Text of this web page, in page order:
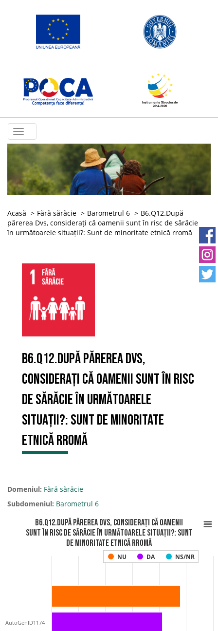
Toggle
navigation
Acasă Fără sărăcie Barometrul 6
B6.Q12.După
părerea Dvs, considerați că oamenii sunt în risc de sărăcie
în următoarele situații?: Sunt de minoritate etnică rromă
B6.Q12.După părerea Dvs,
considerați că oamenii sunt în risc
de sărăcie în următoarele
situații?: Sunt de minoritate
etnică rromă
Domeniul: Fără sărăcie
Subdomeniul: Barometrul 6
B6.Q12.După părerea Dvs, considerați că oamenii
sunt în risc de sărăcie în următoarele situații?: Sunt
de minoritate etnică rromă
NU DA NS/NR
AutoGenID1174